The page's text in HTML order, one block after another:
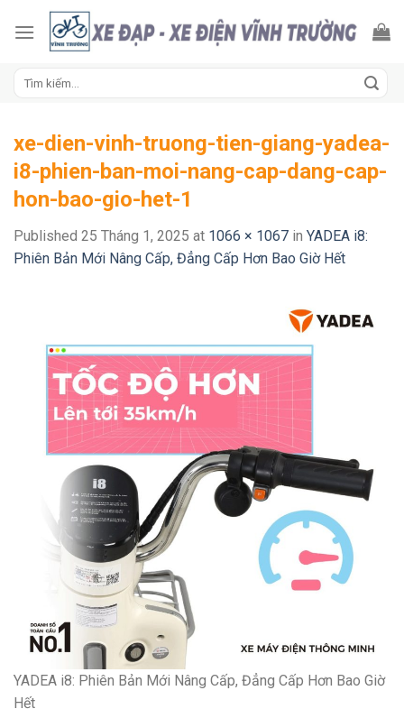
xe-dien-vinh-truong-tien-giang-yadea-
i8-phien-ban-moi-nang-cap-dang-cap-
hon-bao-gio-het-1
Published 25 Tháng 1, 2025 at 1066 × 1067 in YADEA i8:
Phiên Bản Mới Nâng Cấp, Đẳng Cấp Hơn Bao Giờ Hết
YADEA i8: Phiên Bản Mới Nâng Cấp, Đẳng Cấp Hơn Bao Giờ
Hết